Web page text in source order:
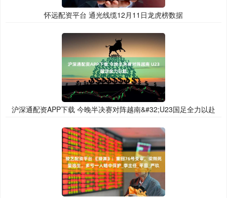
怀远配资平台 通光线缆12月11日龙虎榜数据
沪深通配资APP下载 今晚半决赛对阵越南&#32;U23国足全力以赴